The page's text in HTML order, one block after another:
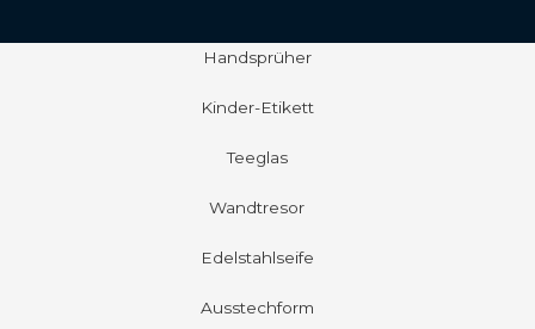
Handsprüher
Kinder-Etikett
Teeglas
Wandtresor
Edelstahlseife
Ausstechform